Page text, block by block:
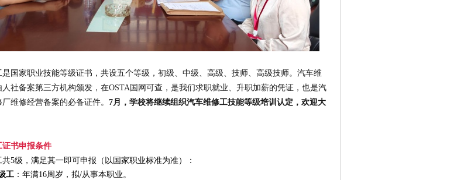
国家职业技能等级证书，共设五个等级， 初级、中级、高级、技师、高级技师。 汽车维
社备案第三方机构颁发，在OSTA国网可查，是我们求职就业、升职加薪的凭证，也是汽
维修经营备案的必备证件。 7月，学校将继续组织汽车维修工技能等级培训认定，欢迎大
证书申报条件
5级，满足其一即可申报（以国家职业标准为准）：
工 ：年满16周岁，拟/从事本职业。